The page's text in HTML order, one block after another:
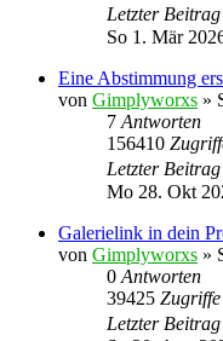
Letzter Beitrag
So 1. Mär
Eine Abstimmung
von Gimplyworxs »
7 Antworten
156410
Letzter Beitrag
Mo 28. Okt
Galerielink in dein
von Gimplyworxs »
0 Antworten
39425 Zugriffe
Letzter Beitrag